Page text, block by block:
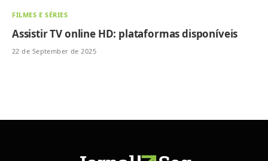
FILMES E SÉRIES
Assistir TV online HD: plataformas disponíveis
22 de September de 2025